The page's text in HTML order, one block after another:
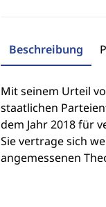
Beschreibung
Mit seinem Urteil
staatlichen
dem Jahr 2018 für
Sie vertrage sich
angemessenen